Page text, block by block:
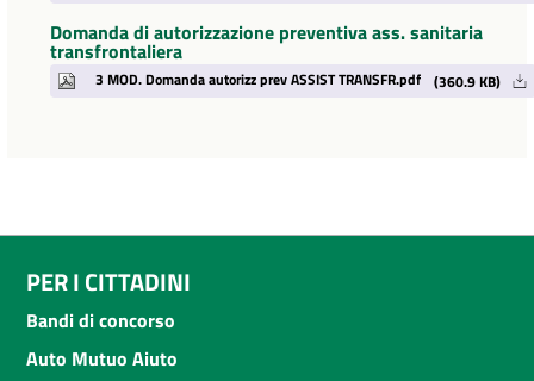
Domanda di autorizzazione preventiva ass. sanitaria
transfrontaliera
3 MOD. Domanda autorizz prev ASSIST TRANSFR.pdf (360.9 KB)
PER I CITTADINI
Bandi di concorso
Auto Mutuo Aiuto